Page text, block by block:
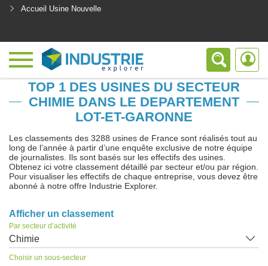
Accueil Usine Nouvelle
TOP 1 DES USINES DU SECTEUR
CHIMIE DANS LE DEPARTEMENT
LOT-ET-GARONNE
Les classements des 3288 usines de France sont réalisés tout au
long de l’année à partir d’une enquête exclusive de notre équipe
de journalistes. Ils sont basés sur les effectifs des usines.
Obtenez ici votre classement détaillé par secteur et/ou par région.
Pour visualiser les effectifs de chaque entreprise, vous devez être
abonné à notre offre Industrie Explorer.
Afficher un classement
Par secteur d’activité
Chimie
Choisir un sous-secteur